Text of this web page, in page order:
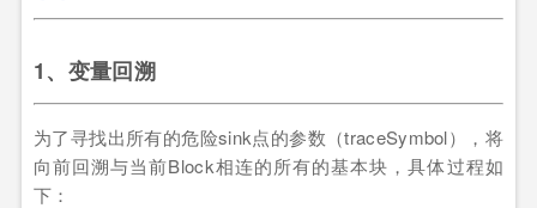
1、变量回溯
为了寻找出所有的危险sink点的参数（traceSymbol），将
向前回溯与当前Block相连的所有的基本块，具体过程如
下：